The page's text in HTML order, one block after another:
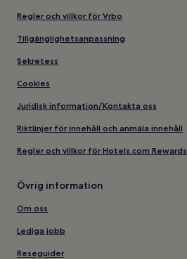
Regler och villkor för Vrbo
Tillgänglighetsanpassning
Sekretess
Cookies
Juridisk information/Kontakta oss
Riktlinjer för innehåll och anmäla innehåll
Regler och villkor för Hotels.com Rewards
Övrig information
Om oss
Lediga jobb
Reseguider